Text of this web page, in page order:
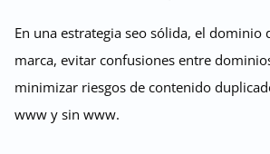
En una estrategia seo sólida, el dominio
marca, evitar confusiones entre
minimizar riesgos de contenido
www y sin www.